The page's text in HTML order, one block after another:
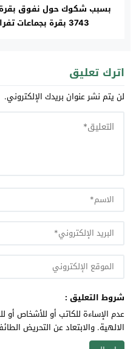
بسبب شكوك حول نفوق بقرة
3743 بقرة بجماعات تفرانت وبني كيسان وتبودة
اترك تعليق
لن يتم نشر عنوان بريدك الإلكتروني.
شروط التعليق :
عدم الإساءة للكاتب أو للأشخاص أو
الالهية. والابتعاد عن التحريض